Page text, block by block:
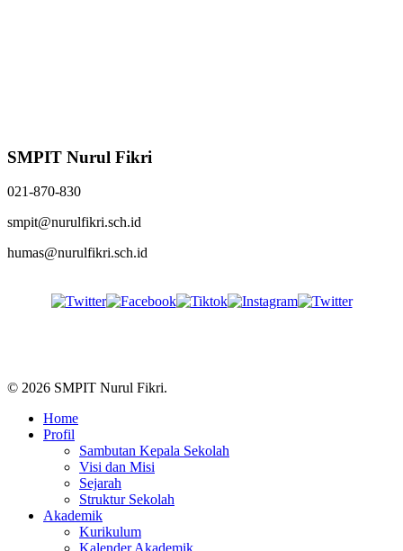
SMPIT Nurul Fikri
021-870-830
smpit@nurulfikri.sch.id
humas@nurulfikri.sch.id
© 2026 SMPIT Nurul Fikri.
Close
Menu
Home
Profil
Sambutan Kepala Sekolah
Visi dan Misi
Sejarah
Struktur Sekolah
Akademik
Kurikulum